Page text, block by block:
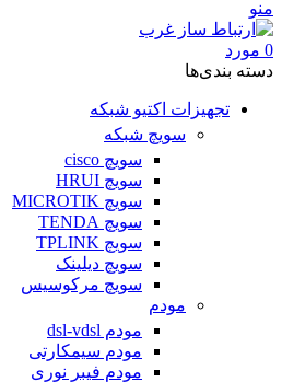
منو
0 مورد
دسته‌ بندی‌ها
تجهیزات اکتیو شبکه
سویچ شبکه
سویچ cisco
سویچ HRUI
سویچ MICROTIK
سویچ TENDA
سویچ TPLINK
سویچ دیلینک
سویچ مرکوسیس
مودم
مودم dsl-vdsl
مودم سیمکارتی
مودم فیبر نوری